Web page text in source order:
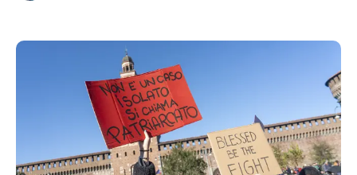
Diritti
Italia
Filctem